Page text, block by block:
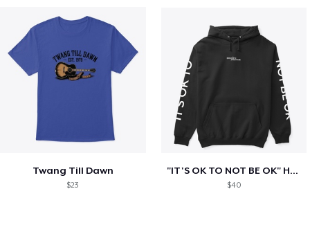
Twang Till Dawn
$23
"IT'S OK TO NOT BE OK" Hoodie (BP LOGO)
$40